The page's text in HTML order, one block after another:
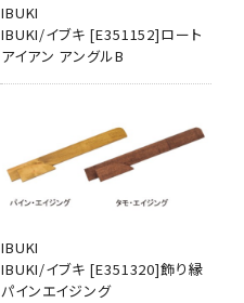
IBUKI
IBUKI/イブキ [E351152]ロート
アイアン アングルB
IBUKI
IBUKI/イブキ [E351320]飾り縁
パインエイジング